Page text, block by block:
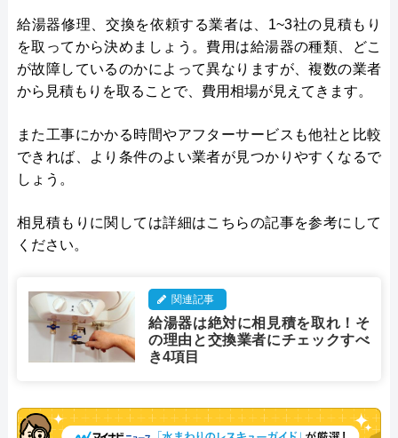
給湯器修理、交換を依頼する業者は、1~3社の見積もり
を取ってから決めましょう。費用は給湯器の種類、どこ
が故障しているのかによって異なりますが、複数の業者
から見積もりを取ることで、費用相場が見えてきます。
また工事にかかる時間やアフターサービスも他社と比較
できれば、より条件のよい業者が見つかりやすくなるで
しょう。
相見積もりに関しては詳細はこちらの記事を参考にして
ください。
関連記事
給湯器は絶対に相見積を取れ！そ
の理由と交換業者にチェックすべ
き4項目